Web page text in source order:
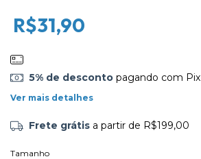
R$31,90
5% de descontopagando com Pix
Ver mais detalhes
Frete grátis a partir de R$199,00
Tamanho